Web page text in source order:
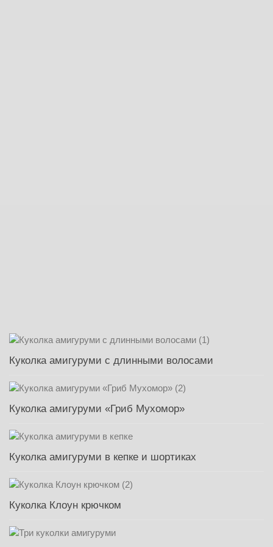
Куколка амигуруми с длинными волосами
Куколка амигуруми «Гриб Мухомор»
Куколка амигуруми в кепке и шортиках
Куколка Клоун крючком